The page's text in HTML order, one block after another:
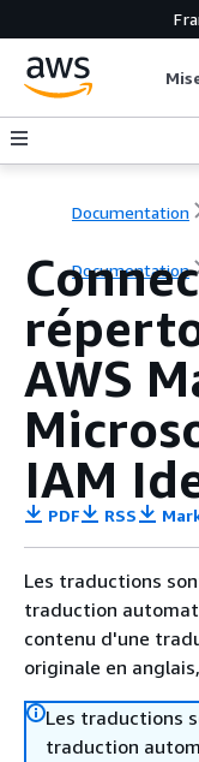
Documentation
Documentation
AWS
IAM
PDF RSS
Les traductions
traduction
contenu d'une
originale en
Les traductions
traduction